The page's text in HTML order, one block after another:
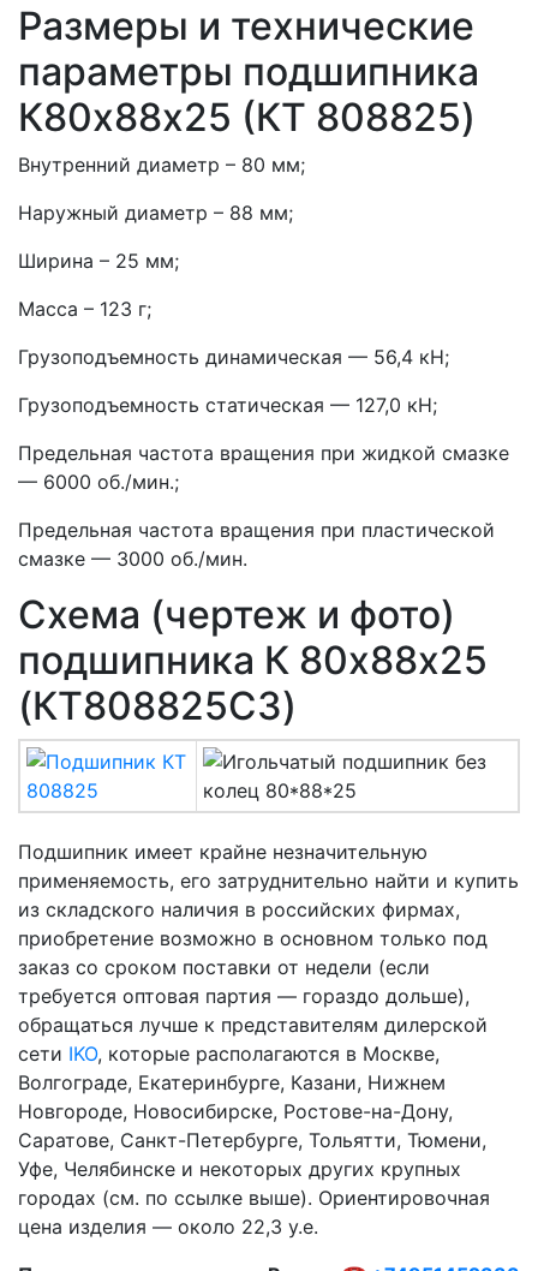
Размеры и технические
параметры подшипника
К80х88х25 (КT 808825)
Внутренний диаметр – 80 мм;
Наружный диаметр – 88 мм;
Ширина – 25 мм;
Масса – 123 г;
Грузоподъемность динамическая — 56,4 кН;
Грузоподъемность статическая — 127,0 кН;
Предельная частота вращения при жидкой смазке
— 6000 об./мин.;
Предельная частота вращения при пластической
смазке — 3000 об./мин.
Схема (чертеж и фото)
подшипника К 80х88х25
(КT808825C3)
Подшипник имеет крайне незначительную
применяемость, его затруднительно найти и купить
из складского наличия в российских фирмах,
приобретение возможно в основном только под
заказ со сроком поставки от недели (если
требуется оптовая партия — гораздо дольше),
обращаться лучше к представителям дилерской
сети IKO, которые располагаются в Москве,
Волгограде, Екатеринбурге, Казани, Нижнем
Новгороде, Новосибирске, Ростове-на-Дону,
Саратове, Санкт-Петербурге, Тольятти, Тюмени,
Уфе, Челябинске и некоторых других крупных
городах (см. по ссылке выше). Ориентировочная
цена изделия — около 22,3 у.е.